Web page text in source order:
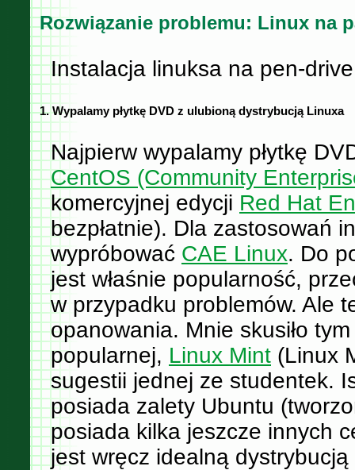
Rozwiązanie problemu: Linux na
Instalacja linuksa na pen-
1. Wypalamy płytkę DVD z ulubioną dystrybucją Linuxa
Najpierw wypalamy płytkę
CentOS (Community
komercyjnej edycji Red Hat
bezpłatnie). Dla zastosowań
wypróbować CAE Linux. Do
jest właśnie popularność,
w przypadku problemów. Ale
opanowania. Mnie skusiło
popularnej, Linux Mint (Linux
sugestii jednej ze studentek.
posiada zalety Ubuntu
posiada kilka jeszcze innych
jest wręcz idealną